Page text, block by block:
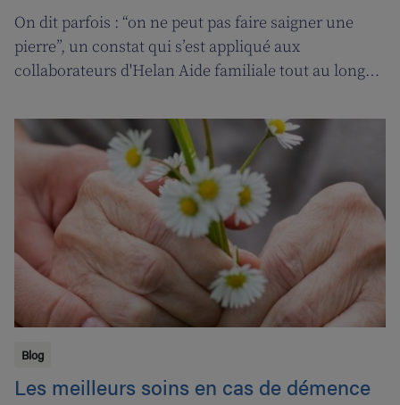
On dit parfois : “on ne peut pas faire saigner une
pierre”, un constat qui s’est appliqué aux
collaborateurs d'Helan Aide familiale tout au long
pourquoi nous avons fait appel aux services de la
‘ligne d’oxygène’ pour donner l’occasion de souffler à
nos soignant(e)s, et leur permettre ainsi de pouvoir
encore mieux s’occuper de leurs clients.
Blog
Les meilleurs soins en cas de démence